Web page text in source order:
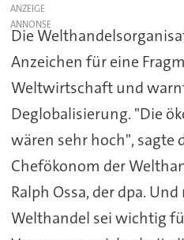
ANZEIGE
Die
Anzeichen für eine
Weltwirtschaft und
Deglobalisierung. "Die
wären sehr hoch", sagte
Chefökonom der
Ralph Ossa, der dpa.
Welthandel sei wichtig